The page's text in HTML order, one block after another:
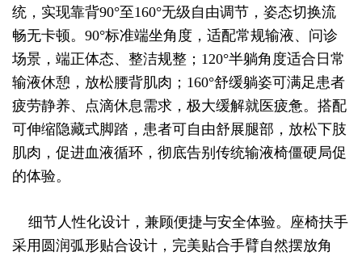
统，实现靠背90°至160°无级自由调节，姿态切换流
畅无卡顿。90°标准端坐角度，适配常规输液、问诊
场景，端正体态、整洁规整；120°半躺角度适合日常
输液休憩，放松腰背肌肉；160°舒缓躺姿可满足患者
疲劳静养、点滴休息需求，极大缓解就医疲惫。搭配
可伸缩隐藏式脚踏，患者可自由舒展腿部，放松下肢
肌肉，促进血液循环，彻底告别传统输液椅僵硬局促
的体验。
细节人性化设计，兼顾便捷与安全体验。座椅扶手
采用圆润弧形贴合设计，完美贴合手臂自然摆放角